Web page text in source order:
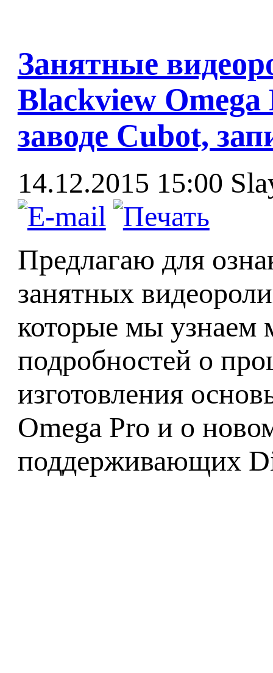
Занятные
Blackview Omega
заводе Cubot,
14.12.2015 15:00
Предлагаю для
занятных
которые мы узнаем
подробностей о
изготовления
Omega Pro и о
поддерживающих